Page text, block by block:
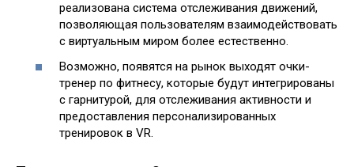
реализована система отслеживания движений,
позволяющая пользователям взаимодействовать
с виртуальным миром более естественно.
Возможно, появятся на рынок выходят очки-
тренер по фитнесу, которые будут интегрированы
с гарнитурой, для отслеживания активности и
предоставления персонализированных
тренировок в VR.